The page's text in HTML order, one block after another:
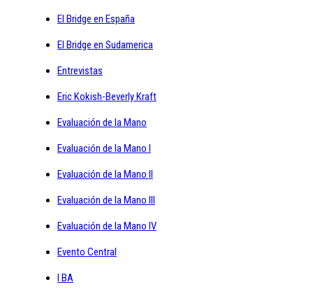
El Bridge en España
El Bridge en Sudamerica
Entrevistas
Eric Kokish-Beverly Kraft
Evaluación de la Mano
Evaluación de la Mano I
Evaluación de la Mano II
Evaluación de la Mano III
Evaluación de la Mano IV
Evento Central
I BA